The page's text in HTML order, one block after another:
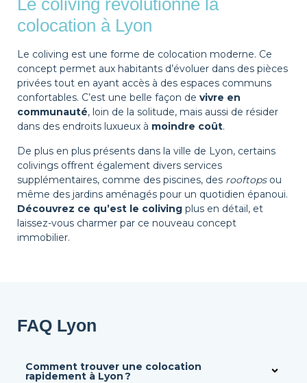
Le coliving révolutionne la
colocation à Lyon
Le coliving est une forme de colocation moderne. Ce
concept permet aux habitants d’évoluer dans des pièces
privées tout en ayant accès à des espaces communs
confortables. C’est une belle façon de vivre en
communauté, loin de la solitude, mais aussi de résider
dans des endroits luxueux à moindre coût.
De plus en plus présents dans la ville de Lyon, certains
colivings offrent également divers services
supplémentaires, comme des piscines, des rooftopsou
même des jardins aménagés pour un quotidien épanoui.
Découvrez ce qu’est le coliving plus en détail, et
laissez-vous charmer par ce nouveau concept
immobilier.
FAQ Lyon
Comment trouver une colocation
rapidement à Lyon ?